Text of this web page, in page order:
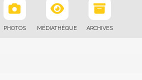
PHOTOS MÉDIATHÈQUE ARCHIVES